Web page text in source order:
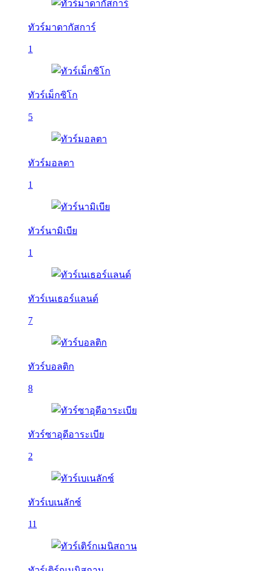
ทัวร์มาดากัสการ์
1
ทัวร์เม็กซิโก
5
ทัวร์มอลตา
1
ทัวร์นามิเบีย
1
ทัวร์เนเธอร์แลนด์
7
ทัวร์บอลติก
8
ทัวร์ซาอุดีอาระเบีย
2
ทัวร์เบเนลักซ์
11